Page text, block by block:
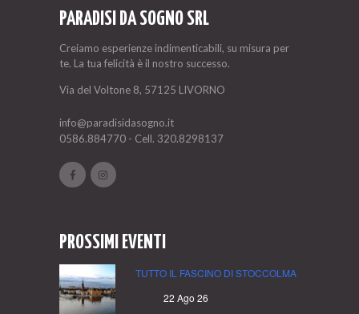
PARADISI DA SOGNO SRL
Creiamo esperienze indimenticabili, su misura per
te. La tua felicità è il nostro successo.
Via del Voltone 8, 57125 LIVORNO
info@paradisidasogno.it
0586.884770 - Cell. 320.8298137
PROSSIMI EVENTI
TUTTO IL FASCINO DI STOCCOLMA
22 Ago 26